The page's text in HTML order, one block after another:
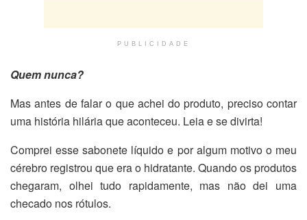
PUBLICIDADE
Quem nunca?
Mas antes de falar o que achei do produto, preciso contar
uma história hilária que aconteceu. Leia e se divirta!
Comprei esse sabonete líquido e por algum motivo o meu
cérebro registrou que era o hidratante. Quando os produtos
chegaram, olhei tudo rapidamente, mas não dei uma
checado nos rótulos.